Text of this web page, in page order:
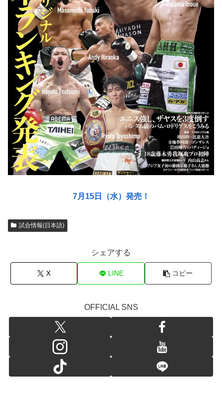
7月15日（水）発売！
試合情報(日本語)
シェアする
X LINE コピー
OFFICIAL SNS